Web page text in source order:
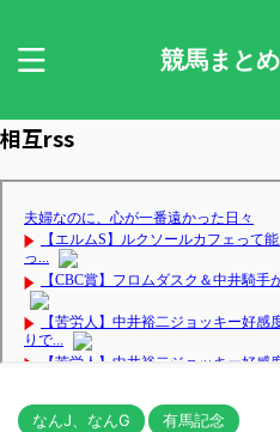
競馬まと
相互rss
なんJ、なんG 有馬記念